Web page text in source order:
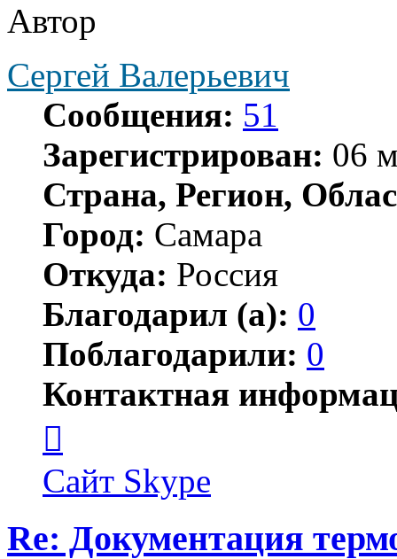
Автор
Сергей Валерьевич
Сообщения: 51
Зарегистрирован: 06
Страна, Регион,
Город: Самара
Откуда: Россия
Благодарил (а): 0
Поблагодарили: 0
Контактная
пользователя
Сергей
Валерьевич
Сайт Skype
Re: Документация